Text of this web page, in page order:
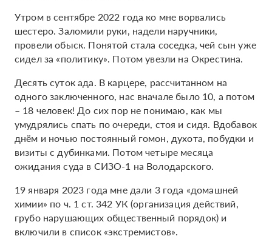
Утром в сентябре 2022 года ко мне ворвались
шестеро. Заломили руки, надели наручники,
провели обыск. Понятой стала соседка, чей сын уже
сидел за «политику». Потом увезли на Окрестина.
Десять суток ада. В карцере, рассчитанном на
одного заключенного, нас вначале было 10, а потом
– 18 человек! До сих пор не понимаю, как мы
умудрялись спать по очереди, стоя и сидя. Вдобавок
днём и ночью постоянный гомон, духота, побудки и
визиты с дубинками. Потом четыре месяца
ожидания суда в СИЗО-1 на Володарского.
19 января 2023 года мне дали 3 года «домашней
химии» по ч. 1 ст. 342 УК (организация действий,
грубо нарушающих общественный порядок) и
включили в список «экстремистов».